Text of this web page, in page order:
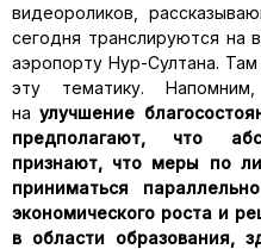
видеороликов,
сегодня транслируются на
аэропорту Нур-Султана.
эту тематику.
наулучшение
предполагают, что
признают, что меры по
приниматься
экономического роста и
в области образования,